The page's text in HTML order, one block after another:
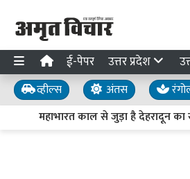
ई-पेपर उत्तर प्रदेश
व्हील्स अंतस
महाभारत काल से जुड़ा है देहरादून